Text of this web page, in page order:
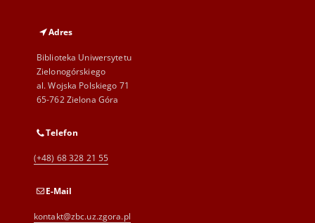
Adres
Biblioteka Uniwersytetu
Zielonogórskiego
al. Wojska Polskiego 71
65-762 Zielona Góra
Telefon
(+48) 68 328 21 55
E-Mail
kontakt@zbc.uz.zgora.pl